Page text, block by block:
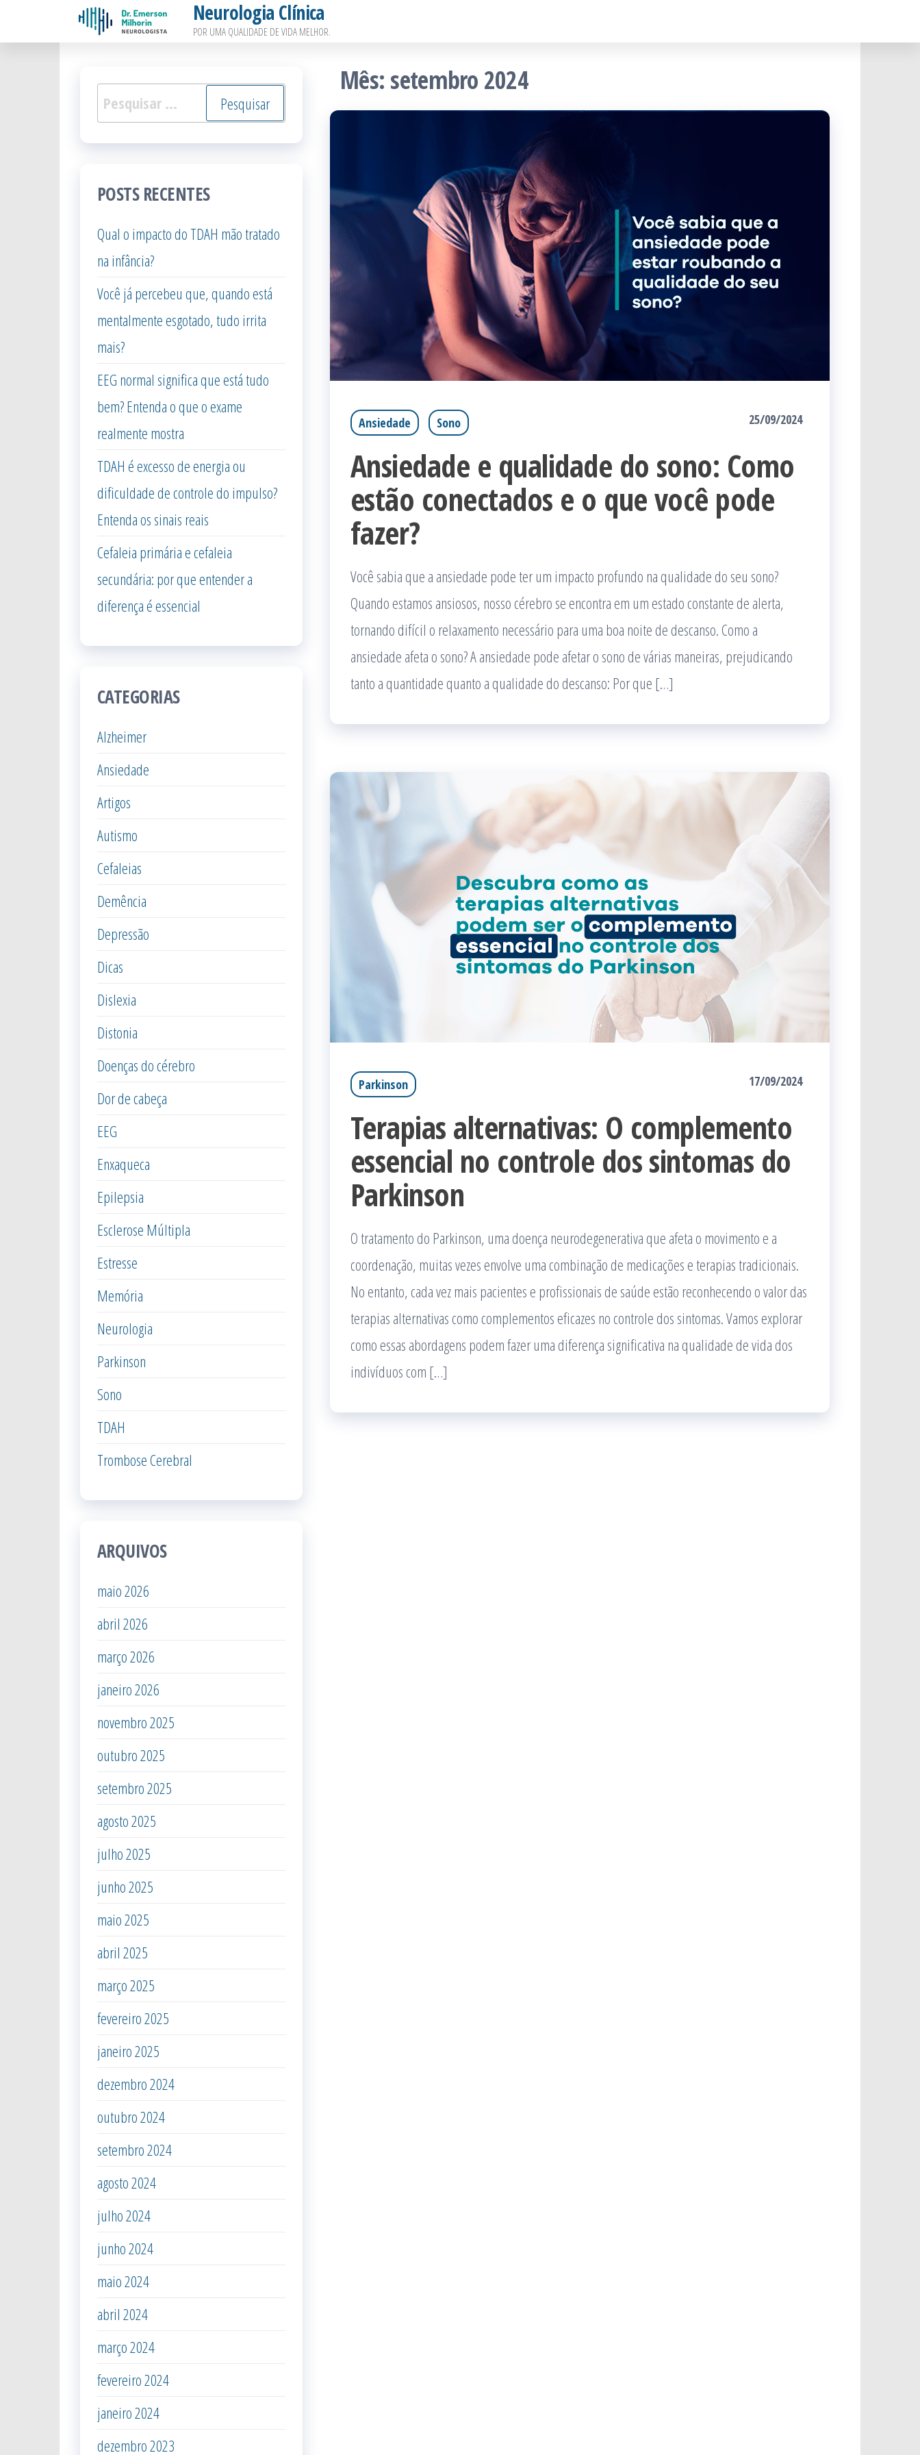
para
Neurologia Clínica
POR UMA QUALIDADE DE VIDA MELHOR.
Mês: setembro 2024
Ansiedade Sono 25/09/2024
Ansiedade e qualidade do sono: Como
estão conectados e o que você pode
fazer?
Você sabia que a ansiedade pode ter um impacto profundo na qualidade do seu sono?
Quando estamos ansiosos, nosso cérebro se encontra em um estado constante de alerta,
tornando difícil o relaxamento necessário para uma boa noite de descanso. Como a
ansiedade afeta o sono? A ansiedade pode afetar o sono de várias maneiras, prejudicando
tanto a quantidade quanto a qualidade do descanso: Por que […]
Parkinson 17/09/2024
Terapias alternativas: O complemento
essencial no controle dos sintomas do
Parkinson
O tratamento do Parkinson, uma doença neurodegenerativa que afeta o movimento e a
coordenação, muitas vezes envolve uma combinação de medicações e terapias tradicionais.
No entanto, cada vez mais pacientes e profissionais de saúde estão reconhecendo o valor das
terapias alternativas como complementos eficazes no controle dos sintomas. Vamos explorar
como essas abordagens podem fazer uma diferença significativa na qualidade de vida dos
indivíduos com […]
Pesquisar
por:
POSTS RECENTES
Qual o impacto do TDAH mão tratado
na infância?
Você já percebeu que, quando está
mentalmente esgotado, tudo irrita
mais?
EEG normal significa que está tudo
bem? Entenda o que o exame
realmente mostra
TDAH é excesso de energia ou
dificuldade de controle do impulso?
Entenda os sinais reais
Cefaleia primária e cefaleia
secundária: por que entender a
diferença é essencial
CATEGORIAS
Alzheimer
Ansiedade
Artigos
Autismo
Cefaleias
Demência
Depressão
Dicas
Dislexia
Distonia
Doenças do cérebro
Dor de cabeça
EEG
Enxaqueca
Epilepsia
Esclerose Múltipla
Estresse
Memória
Neurologia
Parkinson
Sono
TDAH
Trombose Cerebral
ARQUIVOS
maio 2026
abril 2026
março 2026
janeiro 2026
novembro 2025
outubro 2025
setembro 2025
agosto 2025
julho 2025
junho 2025
maio 2025
abril 2025
março 2025
fevereiro 2025
janeiro 2025
dezembro 2024
outubro 2024
setembro 2024
agosto 2024
julho 2024
junho 2024
maio 2024
abril 2024
março 2024
fevereiro 2024
janeiro 2024
dezembro 2023